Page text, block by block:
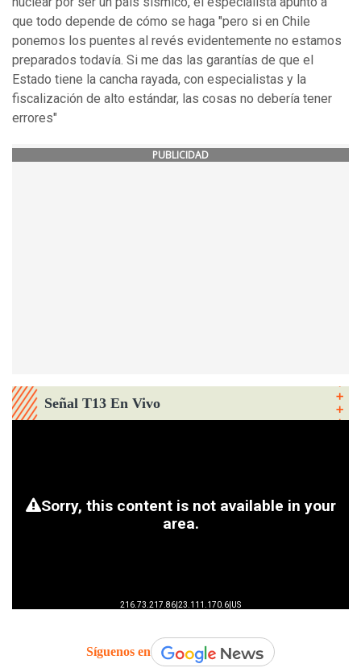
que todo depende de cómo se haga "pero si en Chile
ponemos los puentes al revés evidentemente no estamos
preparados todavía. Si me das las garantías de que el
Estado tiene la cancha rayada, con especialistas y la
fiscalización de alto estándar, las cosas no debería tener
errores"
PUBLICIDAD
Señal T13 En Vivo
Síguenos en